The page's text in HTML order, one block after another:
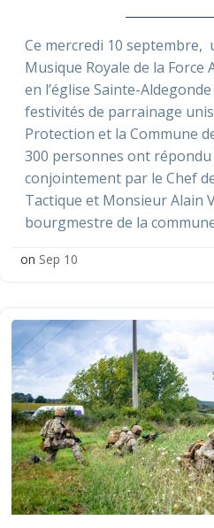
Ce mercredi 10 septembre,
Musique Royale de la
en l’église Sainte-
festivités de parrainage
Protection et la Commune
300 personnes ont répondu
conjointement par le Chef
Tactique et Monsieur Alain
bourgmestre de la
on Sep 10